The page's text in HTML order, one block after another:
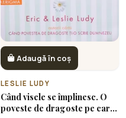
Adaugă în coș
LESLIE LUDY
Când visele se împlinesc. O
poveste de dragoste pe care